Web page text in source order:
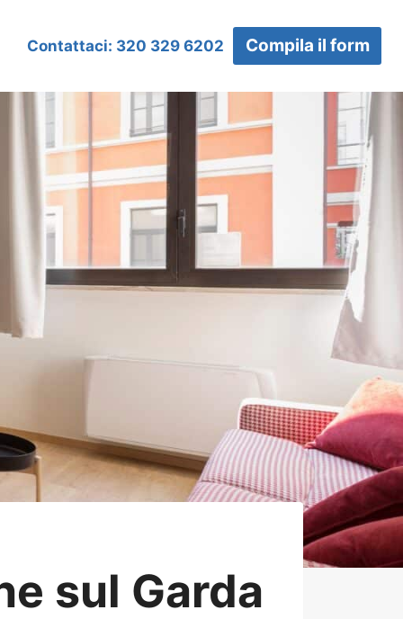
Contattaci: 320 329 6202 Compila il form
sul Garda